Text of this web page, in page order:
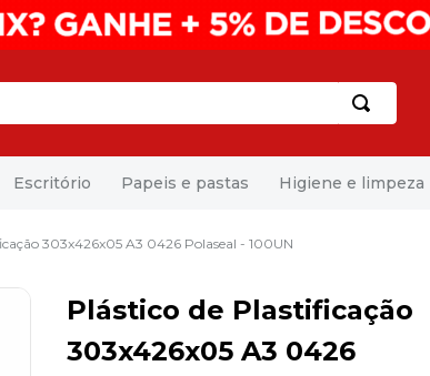
Escritório Papeis e pastas Higiene e limpeza
303x426x05 A3 0426 Polaseal - 100UN
Plástico de Plastificação
303x426x05 A3 0426